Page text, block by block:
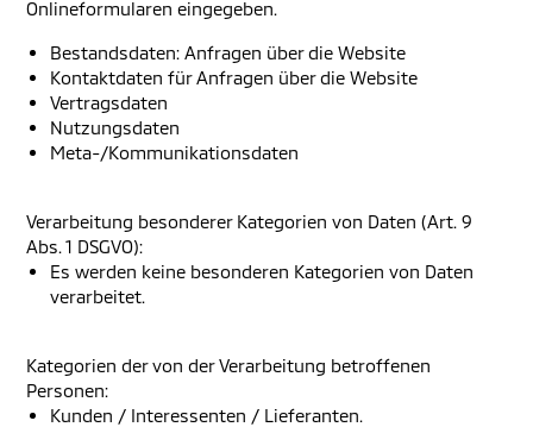
Onlineformularen eingegeben.
Bestandsdaten: Anfragen über die Website
Kontaktdaten für Anfragen über die Website
Vertragsdaten
Nutzungsdaten
Meta-/Kommunikationsdaten
Verarbeitung besonderer Kategorien von Daten (Art. 9
Abs. 1 DSGVO):
Es werden keine besonderen Kategorien von Daten
verarbeitet.
Kategorien der von der Verarbeitung betroffenen
Personen:
Kunden / Interessenten / Lieferanten.